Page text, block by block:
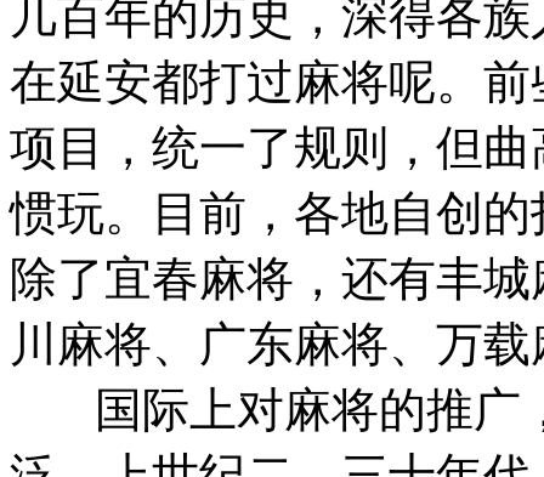
几百年的历史，深得各
在延安都打过麻将呢。
项目，统一了规则，但
惯玩。目前，各地自创
除了宜春麻将，还有丰
川麻将、广东麻将、万
国际上对麻将的推广